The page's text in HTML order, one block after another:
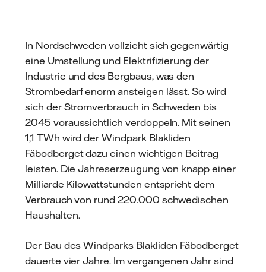
In Nordschweden vollzieht sich gegenwärtig
eine Umstellung und Elektrifizierung der
Industrie und des Bergbaus, was den
Strombedarf enorm ansteigen lässt. So wird
sich der Stromverbrauch in Schweden bis
2045 voraussichtlich verdoppeln. Mit seinen
1,1 TWh wird der Windpark Blakliden
Fäbodberget dazu einen wichtigen Beitrag
leisten. Die Jahreserzeugung von knapp einer
Milliarde Kilowattstunden entspricht dem
Verbrauch von rund 220.000 schwedischen
Haushalten.
Der Bau des Windparks Blakliden Fäbodberget
dauerte vier Jahre. Im vergangenen Jahr sind